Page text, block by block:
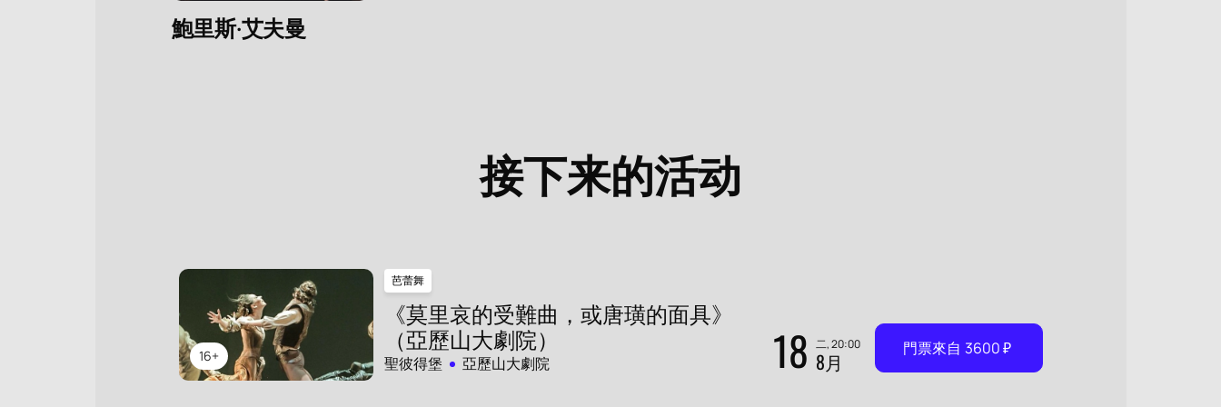
鮑里斯·艾夫曼
接下来的活动
16+
芭蕾舞
《莫里哀的受難曲，或唐璜的面具》
（亞歷山大劇院）
聖彼得堡 亞歷山大劇院 18 二, 20:00
8月 門票來自 3600₽